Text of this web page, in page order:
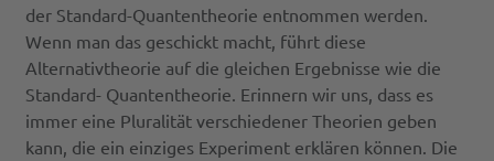
der Standard-Quantentheorie entnommen werden.
Wenn man das geschickt macht, führt diese
Alternativtheorie auf die gleichen Ergebnisse wie die
Standard- Quantentheorie. Erinnern wir uns, dass es
immer eine Pluralität verschiedener Theorien geben
kann, die ein einziges Experiment erklären können. Die